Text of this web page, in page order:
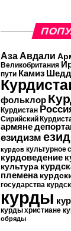
Аза Авдали
Великобритания
пути Камиз
фольклор
Курдистан
Сирийский
армяне
езидизм
курдов культурное
курдоведение
культура
племена
государства
курды
курды христиане
обряды